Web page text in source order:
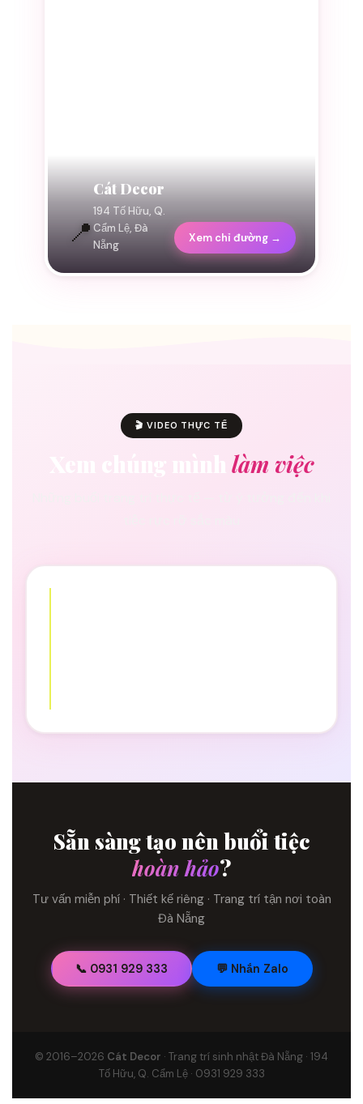
📍
Cát Decor
194 Tố Hữu, Q.
Cẩm Lệ, Đà
Nẵng
Xem chỉ đường →
🎬 VIDEO THỰC TẾ
Xem chúng mình làm việc
Sẵn sàng tạo nên buổi tiệc
hoàn hảo?
Tư vấn miễn phí · Thiết kế riêng · Trang trí tận nơi toàn
Đà Nẵng
📞 0931 929 333 💬 Nhắn Zalo
© 2016–2026 Cát Decor · Trang trí sinh nhật Đà Nẵng · 194
Tố Hữu, Q. Cẩm Lệ · 0931 929 333